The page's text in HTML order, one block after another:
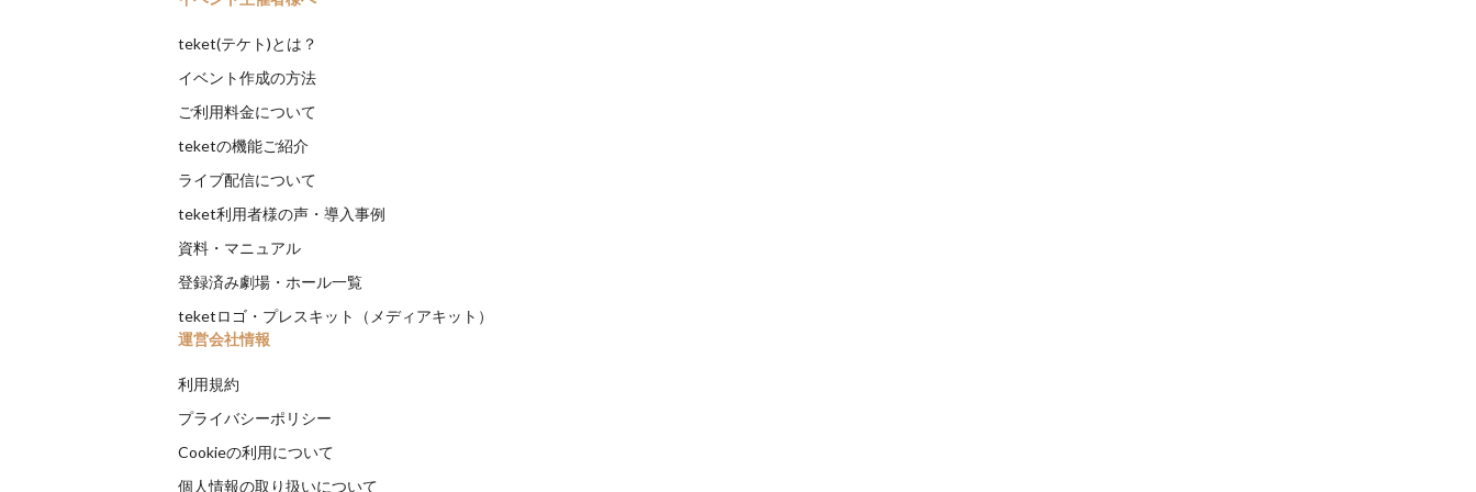
teket(テケト)とは？
イベント作成の方法
ご利用料金について
teketの機能ご紹介
ライブ配信について
teket利用者様の声・導入事例
資料・マニュアル
登録済み劇場・ホール一覧
teketロゴ・プレスキット（メディアキット）
運営会社情報
利用規約
プライバシーポリシー
Cookieの利用について
個人情報の取り扱いについて